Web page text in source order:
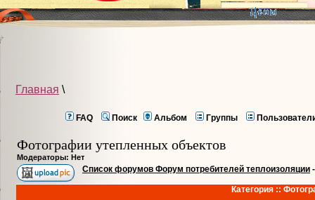
Главная \
FAQ Поиск Альбом Группы
Фотографии утепленных объектов
Модераторы: Нет
Список форумов Форум потребителей теплоизоляции
Категория ::